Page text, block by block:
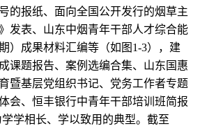
的报纸、面向全国公开发行的烟草主
发表、山东中烟青年干部人才综合能
）成果材料汇编等（如图1-3），建
课题报告、案例选编合集、山东国惠
暨基层党组织书记、党务工作者专题
会、恒丰银行中青年干部培训班简报
学相长、学以致用的典型。截至